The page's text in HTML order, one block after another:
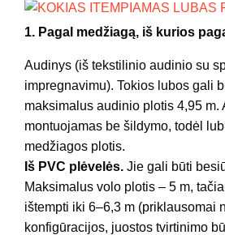
1. Pagal medžiagą, iš kurios
Audinys (iš tekstilinio audinio su
impregnavimu). Tokios lubos gali
maksimalus audinio plotis 4,95 m.
montuojamas be šildymo, todėl
medžiagos plotis.
Iš PVC plėvelės. Jie gali būti
Maksimalus volo plotis – 5 m,
ištempti iki 6–6,3 m (priklausomai
konfigūracijos, juostos tvirtinimo